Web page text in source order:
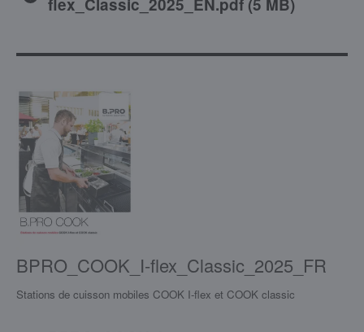
BPRO_COOK_I-flex_Classic_2025_FR
Stations de cuisson mobiles COOK I-flex et COOK classic